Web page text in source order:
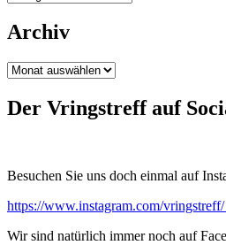
Archiv
Archiv
Der Vringstreff auf
Besuchen Sie uns doch einmal auf
https://www.instagram.com/vringstreff/
Wir sind natürlich immer noch auf